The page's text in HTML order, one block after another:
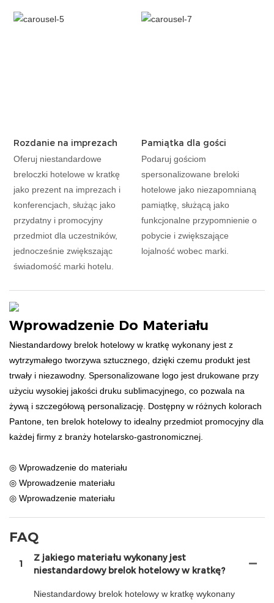
Rozdanie na imprezach
Oferuj niestandardowe
breloczki hotelowe w kratkę
jako prezent na imprezach i
konferencjach, służąc jako
przydatny i promocyjny
przedmiot dla uczestników,
jednocześnie zwiększając
świadomość marki hotelu.
Pamiątka dla gości
Podaruj gościom
spersonalizowane breloki
hotelowe jako niezapomnianą
pamiątkę, służącą jako
funkcjonalne przypomnienie o
pobycie i zwiększające
lojalność wobec marki.
Wprowadzenie Do Materiału
Niestandardowy brelok hotelowy w kratkę wykonany jest z
wytrzymałego tworzywa sztucznego, dzięki czemu produkt jest
trwały i niezawodny. Spersonalizowane logo jest drukowane przy
użyciu wysokiej jakości druku sublimacyjnego, co pozwala na
żywą i szczegółową personalizację. Dostępny w różnych kolorach
Pantone, ten brelok hotelowy to idealny przedmiot promocyjny dla
każdej firmy z branży hotelarsko-gastronomicznej.
◎ Wprowadzenie do materiału
◎ Wprowadzenie materiału
◎ Wprowadzenie materiału
FAQ
1
Z jakiego materiału wykonany jest
niestandardowy brelok hotelowy w kratkę?
Niestandardowy brelok hotelowy w kratkę wykonany